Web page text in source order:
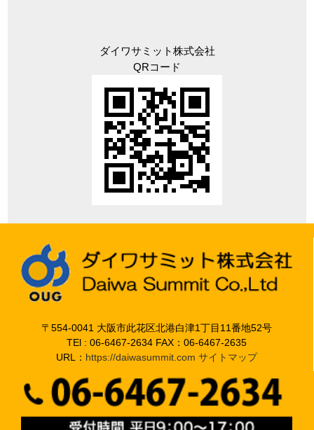
ダイワサミット株式会社
QRコード
〒554-0041 大阪市此花区北港白津1丁目11番地52号
TEl : 06-6467-2634 FAX：06-6467-2635
URL： https://daiwasummit.com サイトマップ